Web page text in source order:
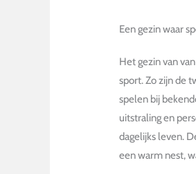
Een gezin waar
Het gezin van
sport. Zo zijn de
spelen bij
uitstraling en
dagelijks leven.
een warm nest,